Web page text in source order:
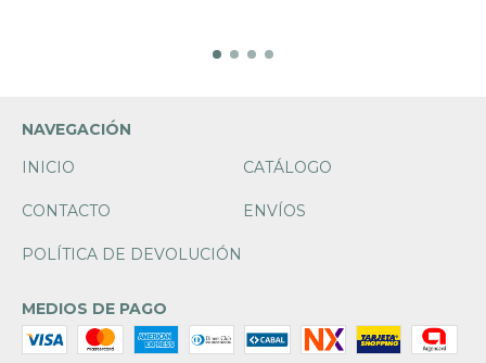
NAVEGACIÓN
INICIO
CATÁLOGO
CONTACTO ENVÍOS
POLÍTICA DE DEVOLUCIÓN
MEDIOS DE PAGO